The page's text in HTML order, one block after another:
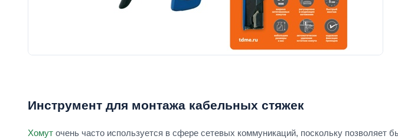
Инструмент для монтажа кабельных стяжек
Хомут очень часто используется в сфере сетевых коммуникаций, поскольку позволяет